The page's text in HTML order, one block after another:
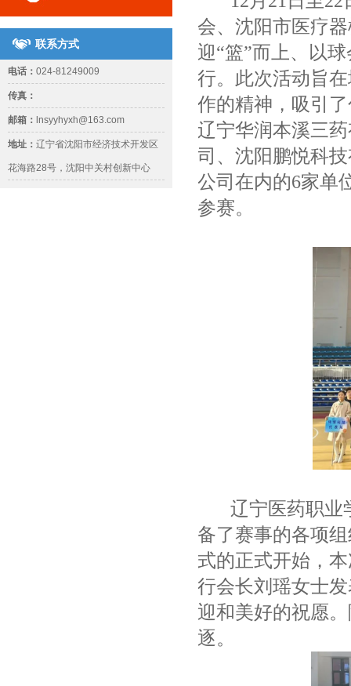
联系方式
电话： 024-81249009
传真：
邮箱： lnsyyhyxh@163.com
地址： 辽宁省沈阳市经济技术开发区
花海路28号，沈阳中关村创新中心
会、沈阳市医疗
迎“篮”而上、以
行。此次活动旨
作的精神，吸引
辽宁华润本溪三
司、沈阳鹏悦科
公司在内的6家单
参赛。
辽宁医药职业
备了赛事的各项
式的正式开始，
行会长刘瑶女士
迎和美好的祝愿
逐。